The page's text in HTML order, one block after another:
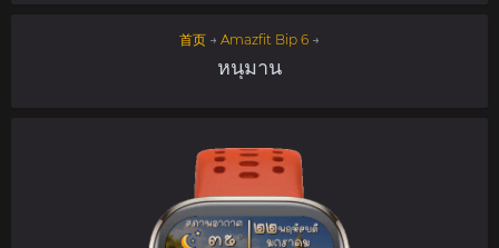
首页 → Amazfit Bip 6 →
หนุมาน